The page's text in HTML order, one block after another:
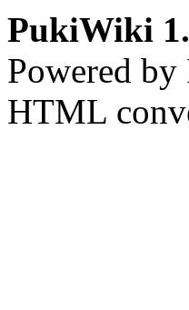
PukiWiki
Powered
HTML